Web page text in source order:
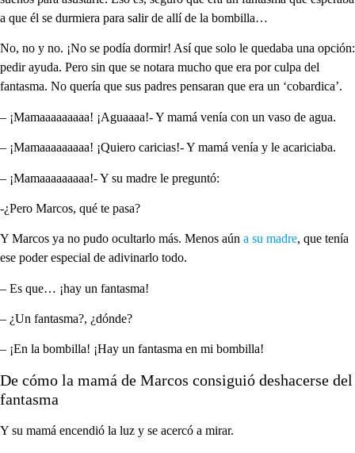
a que él se durmiera para salir de allí de la bombilla…
No, no y no. ¡No se podía dormir! Así que solo le quedaba una opción:
pedir ayuda. Pero sin que se notara mucho que era por culpa del
fantasma. No quería que sus padres pensaran que era un ‘cobardica’.
– ¡Mamaaaaaaaaa! ¡Aguaaaa!- Y mamá venía con un vaso de agua.
– ¡Mamaaaaaaaaa! ¡Quiero caricias!- Y mamá venía y le acariciaba.
– ¡Mamaaaaaaaaa!- Y su madre le preguntó:
-¿Pero Marcos, qué te pasa?
Y Marcos ya no pudo ocultarlo más. Menos aún a su madre, que tenía
ese poder especial de adivinarlo todo.
– Es que… ¡hay un fantasma!
– ¿Un fantasma?, ¿dónde?
– ¡En la bombilla! ¡Hay un fantasma en mi bombilla!
De cómo la mamá de Marcos consiguió deshacerse del
fantasma
Y su mamá encendió la luz y se acercó a mirar.